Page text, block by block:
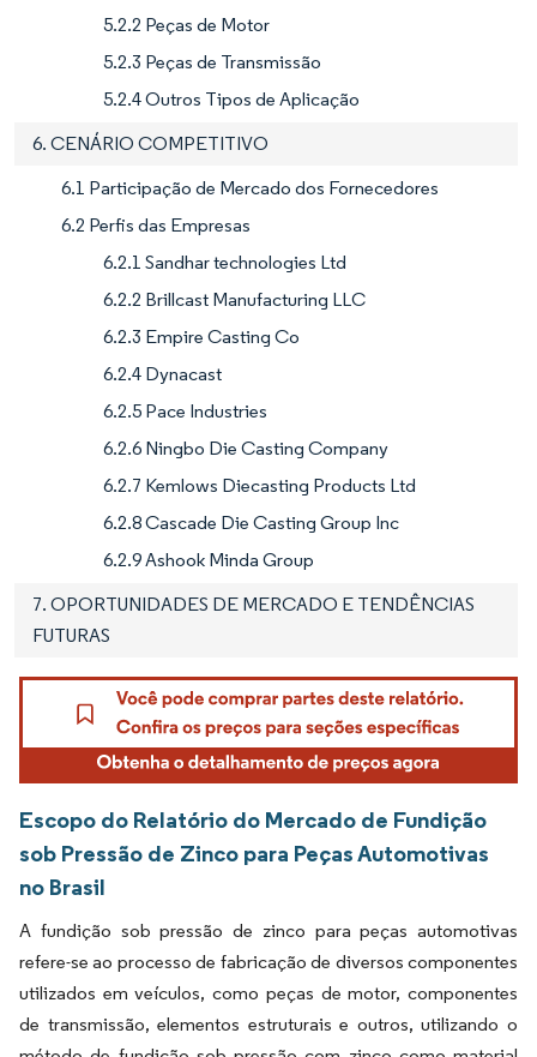
5.2.2 Peças de Motor
5.2.3 Peças de Transmissão
5.2.4 Outros Tipos de Aplicação
6. CENÁRIO COMPETITIVO
6.1 Participação de Mercado dos Fornecedores
6.2 Perfis das Empresas
6.2.1 Sandhar technologies Ltd
6.2.2 Brillcast Manufacturing LLC
6.2.3 Empire Casting Co
6.2.4 Dynacast
6.2.5 Pace Industries
6.2.6 Ningbo Die Casting Company
6.2.7 Kemlows Diecasting Products Ltd
6.2.8 Cascade Die Casting Group Inc
6.2.9 Ashook Minda Group
7. OPORTUNIDADES DE MERCADO E TENDÊNCIAS
FUTURAS
Escopo do Relatório do Mercado de Fundição
sob Pressão de Zinco para Peças Automotivas
no Brasil
A fundição sob pressão de zinco para peças automotivas
refere-se ao processo de fabricação de diversos componentes
utilizados em veículos, como peças de motor, componentes
de transmissão, elementos estruturais e outros, utilizando o